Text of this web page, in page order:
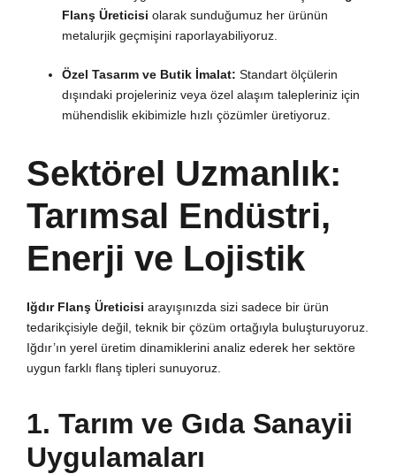
Flanş Üreticisi olarak sunduğumuz her ürünün
metalurjik geçmişini raporlayabiliyoruz.
Özel Tasarım ve Butik İmalat: Standart ölçülerin
dışındaki projeleriniz veya özel alaşım talepleriniz için
mühendislik ekibimizle hızlı çözümler üretiyoruz.
Sektörel Uzmanlık:
Tarımsal Endüstri,
Enerji ve Lojistik
Iğdır Flanş Üreticisi arayışınızda sizi sadece bir ürün
tedarikçisiyle değil, teknik bir çözüm ortağıyla buluşturuyoruz.
Iğdır’ın yerel üretim dinamiklerini analiz ederek her sektöre
uygun farklı flanş tipleri sunuyoruz.
1. Tarım ve Gıda Sanayii
Uygulamaları